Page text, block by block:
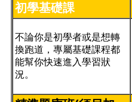
初學基礎課
不論你是初學者或是想轉
換跑道，專屬基礎課程都
能幫你快速進入學習狀
況。